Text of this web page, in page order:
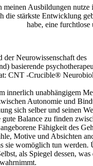
meinen Ausbildungen
die stärkste Entwicklung
habe, eine
der Neurowissenschaft des
basierende
CNT -Crucible®
innerlich unabhängigem
Autonomie und
sich selber und seinen
Balance zu finden
Fähigkeit des
Motive und Absichten
sie womöglich tun werden.
als Spiegel dessen, was